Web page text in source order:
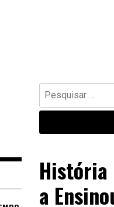
Pesquisar
por:
História
a